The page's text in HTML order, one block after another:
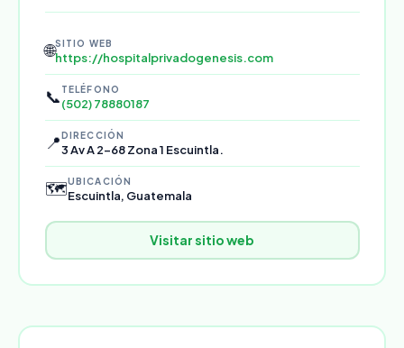
🌐SITIO WEB
https://hospitalprivadogenesis.com
📞 TELÉFONO
(502) 78880187
📍DIRECCIÓN
3 Av A 2-68 Zona 1 Escuintla.
🗺️UBICACIÓN
Escuintla, Guatemala
Visitar sitio web